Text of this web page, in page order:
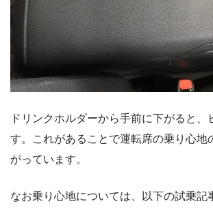
ドリンクホルダーから手前に下がると、
す。これがあることで運転席の乗り心地
がっています。
なお乗り心地については、以下の試乗記